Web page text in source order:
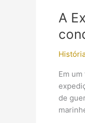
de
surge
A
Em
de